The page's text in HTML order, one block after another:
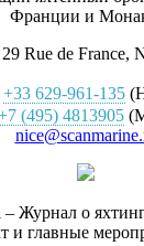
Франции и
Rue de France,
+33 629-961-135
(495) 4813905
– Журнал о
и главные